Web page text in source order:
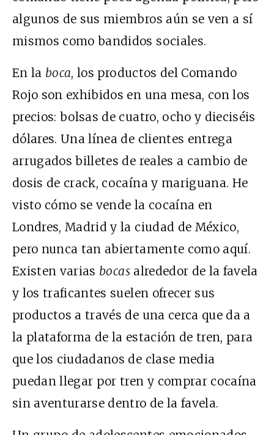
algunos de sus miembros aún se ven a sí
mismos como bandidos sociales.
En la boca, los productos del Comando
Rojo son exhibidos en una mesa, con los
precios: bolsas de cuatro, ocho y dieciséis
dólares. Una línea de clientes entrega
arrugados billetes de reales a cambio de
dosis de crack, cocaína y mariguana. He
visto cómo se vende la cocaína en
Londres, Madrid y la ciudad de México,
pero nunca tan abiertamente como aquí.
Existen varias bocasalrededor de la favela
y los traficantes suelen ofrecer sus
productos a través de una cerca que da a
la plataforma de la estación de tren, para
que los ciudadanos de clase media
puedan llegar por tren y comprar cocaína
sin aventurarse dentro de la favela.